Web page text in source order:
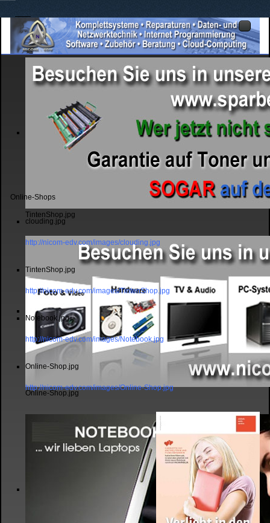
TintenShop.jpg
Online-Shop.jpg
Online-Shops
clouding.jpg
http://nicom-edv.com/images/clouding.jpg
TintenShop.jpg
http://nicom-edv.com/images/TintenShop.jpg
Notebook.jpg
http://nicom-edv.com/images/Notebook.jpg
Online-Shop.jpg
http://nicom-edv.com/images/Online-Shop.jpg